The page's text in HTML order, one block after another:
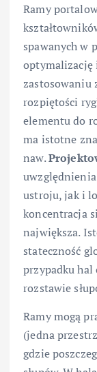
Ramy
spawanych w
optymalizację
zastosowaniu
rozpiętości
elementu do
ma istotne
naw.
ustroju, jak i
koncentracja
największa.
stateczność
przypadku hal
rozstawie
Ramy mogą
(jedna
gdzie